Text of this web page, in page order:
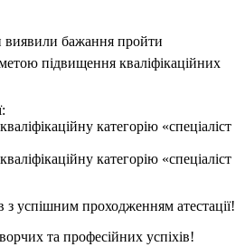
виявили бажання пройти
підвищення кваліфікаційних
категорію «спеціаліст
категорію «спеціаліст
з успішним проходженням атестації!
та професійних успіхів!